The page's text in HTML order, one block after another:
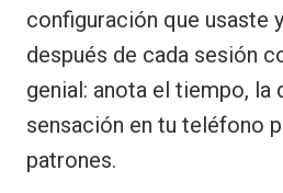
configuración que usaste
después de cada sesión
genial: anota el tiempo, la
sensación en tu teléfono
patrones.